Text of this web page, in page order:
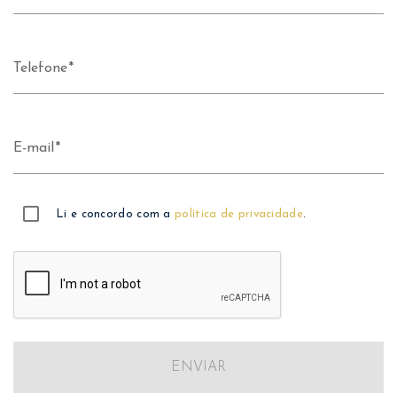
Telefone
E-mail
Li e concordo com apolítica de privacidade.
ENVIAR